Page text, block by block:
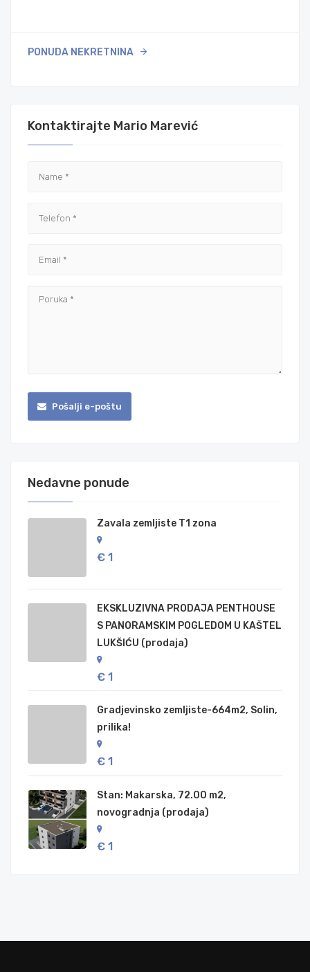
PONUDA NEKRETNINA
Kontaktirajte Mario Marević
Pošalji e-poštu
Nedavne ponude
Zavala zemljiste T1 zona
€ 1
EKSKLUZIVNA PRODAJA PENTHOUSE
S PANORAMSKIM POGLEDOM U KAŠTEL
LUKŠIĆU (prodaja)
€ 1
Gradjevinsko zemljiste-664m2, Solin,
prilika!
€ 1
Stan: Makarska, 72.00 m2,
novogradnja (prodaja)
€ 1